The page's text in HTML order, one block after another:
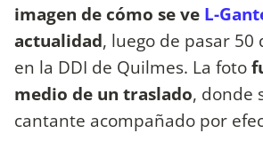
imagen de cómo se ve L-
actualidad, luego de pasar
en la DDI de Quilmes. La foto
medio de un traslado, donde
cantante acompañado por